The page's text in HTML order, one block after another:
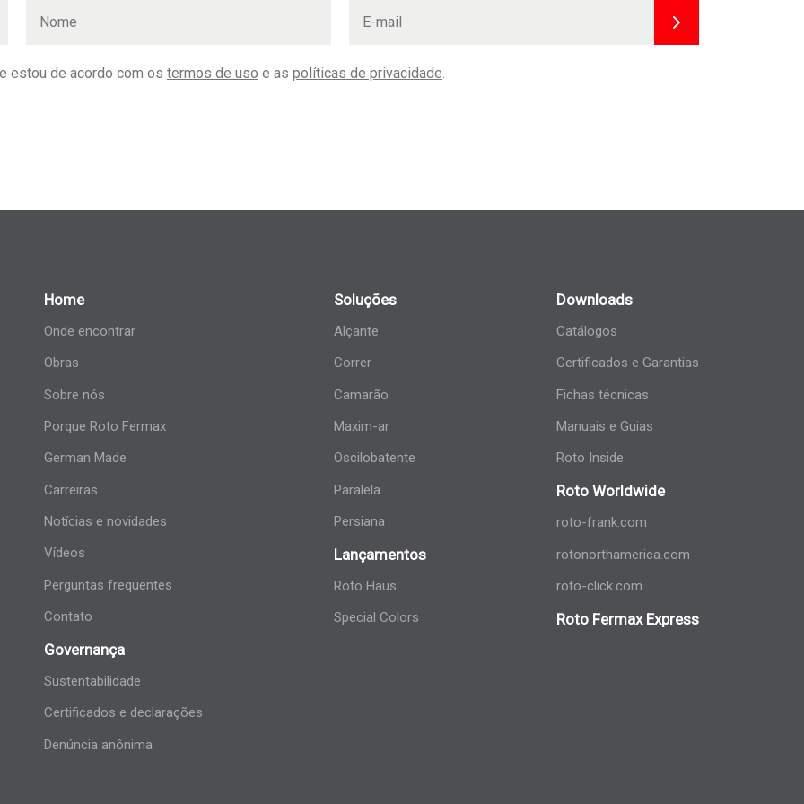
estou de acordo com os termos de uso e as políticas de privacidade
Home
Onde encontrar
Obras
Sobre nós
Porque Roto Fermax
German Made
Carreiras
Notícias e novidades
Vídeos
Perguntas frequentes
Contato
Governança
Sustentabilidade
Certificados e declarações
Denúncia anônima
Soluções
Alçante
Correr
Camarão
Maxim-ar
Oscilobatente
Paralela
Persiana
Lançamentos
Roto Haus
Special Colors
Downloads
Catálogos
Certificados e Garantias
Fichas técnicas
Manuais e Guias
Roto Inside
Roto Worldwide
roto-frank.com
rotonorthamerica.com
roto-click.com
Roto Fermax Express